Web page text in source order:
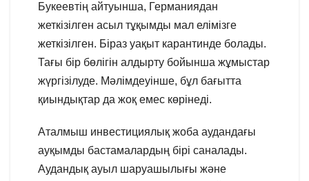
Букеевтің айтуынша, Германиядан
жеткізілген асыл тұқымды мал елімізге
жеткізілген. Біраз уақыт карантинде болады.
Тағы бір бөлігін алдырту бойынша жұмыстар
жүргізілуде. Мәлімдеуінше, бұл бағытта
қиындықтар да жоқ емес көрінеді.
Аталмыш инвестициялық жоба аудандағы
ауқымды бастамалардың бірі саналады.
Аудандық ауыл шаруашылығы және